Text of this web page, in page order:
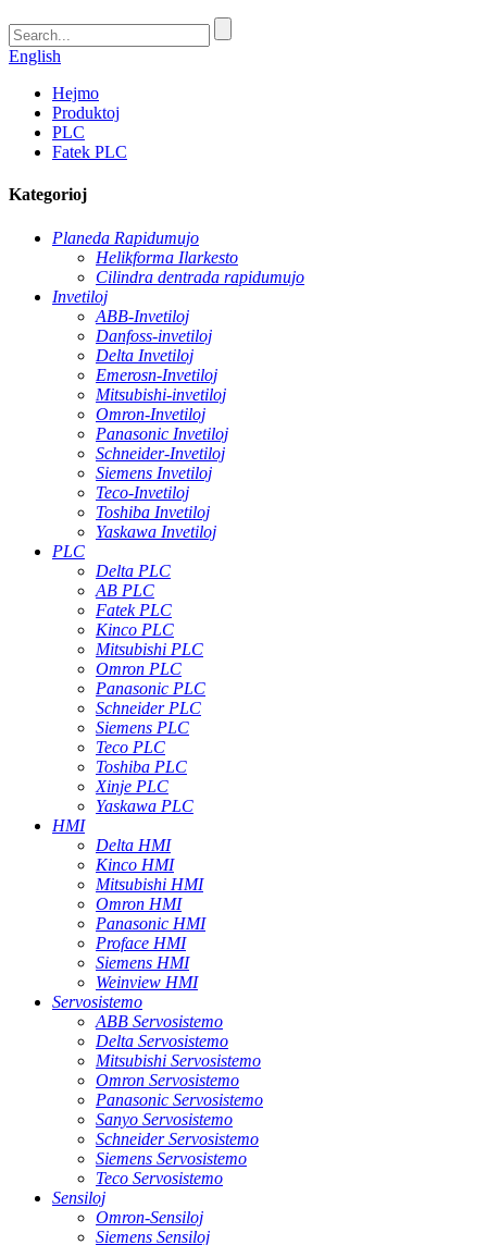
English
Hejmo
Produktoj
PLC
Fatek PLC
Kategorioj
Planeda Rapidumujo
Helikforma Ilarkesto
Cilindra dentrada rapidumujo
Invetiloj
ABB-Invetiloj
Danfoss-invetiloj
Delta Invetiloj
Emerosn-Invetiloj
Mitsubishi-invetiloj
Omron-Invetiloj
Panasonic Invetiloj
Schneider-Invetiloj
Siemens Invetiloj
Teco-Invetiloj
Toshiba Invetiloj
Yaskawa Invetiloj
PLC
Delta PLC
AB PLC
Fatek PLC
Kinco PLC
Mitsubishi PLC
Omron PLC
Panasonic PLC
Schneider PLC
Siemens PLC
Teco PLC
Toshiba PLC
Xinje PLC
Yaskawa PLC
HMI
Delta HMI
Kinco HMI
Mitsubishi HMI
Omron HMI
Panasonic HMI
Proface HMI
Siemens HMI
Weinview HMI
Servosistemo
ABB Servosistemo
Delta Servosistemo
Mitsubishi Servosistemo
Omron Servosistemo
Panasonic Servosistemo
Sanyo Servosistemo
Schneider Servosistemo
Siemens Servosistemo
Teco Servosistemo
Sensiloj
Omron-Sensiloj
Siemens Sensiloj